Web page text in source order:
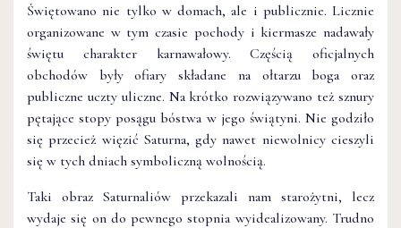
Świętowano nie tylko w domach, ale i publicznie. Licznie
organizowane w tym czasie pochody i kiermasze nadawały
świętu charakter karnawałowy. Częścią oficjalnych
obchodów były ofiary składane na ołtarzu boga oraz
publiczne uczty uliczne. Na krótko rozwiązywano też sznury
pętające stopy posągu bóstwa w jego świątyni. Nie godziło
się przecież więzić Saturna, gdy nawet niewolnicy cieszyli
się w tych dniach symboliczną wolnością.
Taki obraz Saturnaliów przekazali nam starożytni, lecz
wydaje się on do pewnego stopnia wyidealizowany. Trudno